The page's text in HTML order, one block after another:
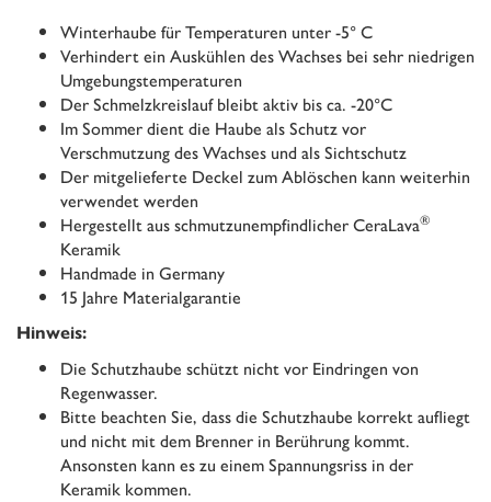
Winterhaube für Temperaturen unter -5° C
Verhindert ein Auskühlen des Wachses bei sehr niedrigen
Umgebungstemperaturen
Der Schmelzkreislauf bleibt aktiv bis ca. -20°C
Im Sommer dient die Haube als Schutz vor
Verschmutzung des Wachses und als Sichtschutz
Der mitgelieferte Deckel zum Ablöschen kann weiterhin
verwendet werden
Hergestellt aus schmutzunempfindlicher CeraLava®
Keramik
Handmade in Germany
15 Jahre Materialgarantie
Hinweis:
Die Schutzhaube schützt nicht vor Eindringen von
Regenwasser.
Bitte beachten Sie, dass die Schutzhaube korrekt aufliegt
und nicht mit dem Brenner in Berührung kommt.
Ansonsten kann es zu einem Spannungsriss in der
Keramik kommen.